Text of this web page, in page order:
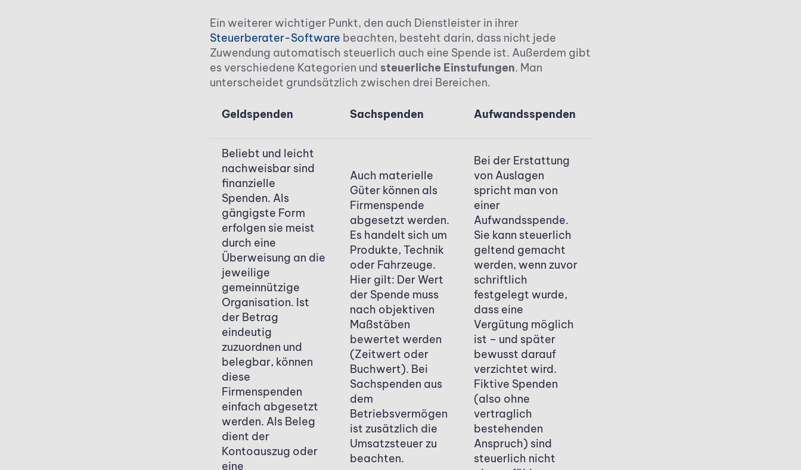
Ein weiterer wichtiger Punkt, den auch Dienstleister in ihrer
Steuerberater-Software beachten, besteht darin, dass nicht jede
Zuwendung automatisch steuerlich auch eine Spende ist. Außerdem gibt
es verschiedene Kategorien und steuerliche Einstufungen. Man
unterscheidet grundsätzlich zwischen drei Bereichen.
Geldspenden Sachspenden Aufwandsspenden
Beliebt und leicht
nachweisbar sind
finanzielle
Spenden. Als
gängigste Form
erfolgen sie meist
durch eine
Überweisung an die
jeweilige
gemeinnützige
Organisation. Ist
der Betrag
eindeutig
zuzuordnen und
belegbar, können
diese
Firmenspenden
einfach abgesetzt
werden. Als Beleg
dient der
Kontoauszug oder
eine
Auch materielle
Güter können als
Firmenspende
abgesetzt werden.
Es handelt sich um
Produkte, Technik
oder Fahrzeuge.
Hier gilt: Der Wert
der Spende muss
nach objektiven
Maßstäben
bewertet werden
(Zeitwert oder
Buchwert). Bei
Sachspenden aus
dem
Betriebsvermögen
ist zusätzlich die
Umsatzsteuer zu
beachten.
Bei der Erstattung
von Auslagen
spricht man von
einer
Aufwandsspende.
Sie kann steuerlich
geltend gemacht
werden, wenn zuvor
schriftlich
festgelegt wurde,
dass eine
Vergütung möglich
ist – und später
bewusst darauf
verzichtet wird.
Fiktive Spenden
(also ohne
vertraglich
bestehenden
Anspruch) sind
steuerlich nicht